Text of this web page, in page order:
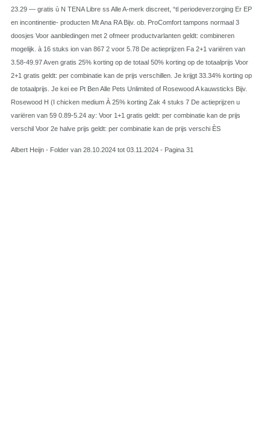
23.29 — gratis ù N TENA Libre ss Alle A-merk discreet, “tl periodeverzorging Er EP
en incontinentie- producten Mt Ana RA Bijv. ob. ProComfort tampons normaal 3
doosjes Voor aanbledingen met 2 ofmeer productvarlanten geldt: combineren
mogelijk. à 16 stuks ion van 867 2 voor 5.78 De actieprijzen Fa 2+1 variëren van
3.58-49.97 Aven gratis 25% korting op de totaal 50% korting op de totaalprijs Voor
2+1 gratis geldt: per combinatie kan de prijs verschillen. Je krijgt 33.34% korting op
de totaalprijs. Je kei ee Pt Ben Alle Pets Unlimited of Rosewood A kauwsticks Bijv.
Rosewood H (I chicken medium À 25% korting Zak 4 stuks 7 De actieprijzen u
variëren van 59 0.89-5.24 ay: Voor 1+1 gratis geldt: per combinatie kan de prijs
verschil Voor 2e halve prijs geldt: per combinatie kan de prijs verschi ÈS
Albert Heijn - Folder van 28.10.2024 tot 03.11.2024 - Pagina 31